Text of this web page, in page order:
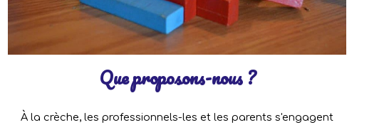
Que proposons-nous ?
À la crèche, les professionnels-les et les parents s'engagent